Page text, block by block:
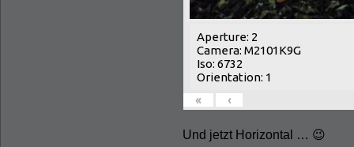
Aperture: 2
Camera: M2101K9G
Iso: 6732
Orientation: 1
«
‹
Und jetzt Horizontal … 😉